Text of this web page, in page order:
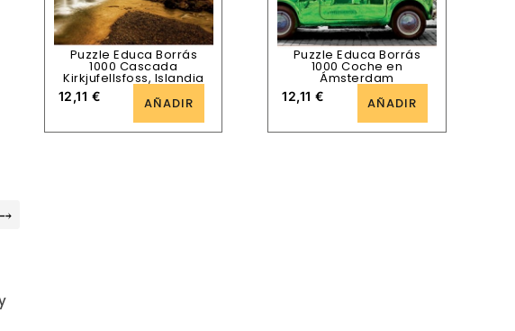
Puzzle Educa Borrás
1000 Cascada
Kirkjufellsfoss, Islandia
12,11 € AÑADIR
Puzzle Educa Borrás
1000 Coche en
Ámsterdam
12,11€ AÑADIR
⤍